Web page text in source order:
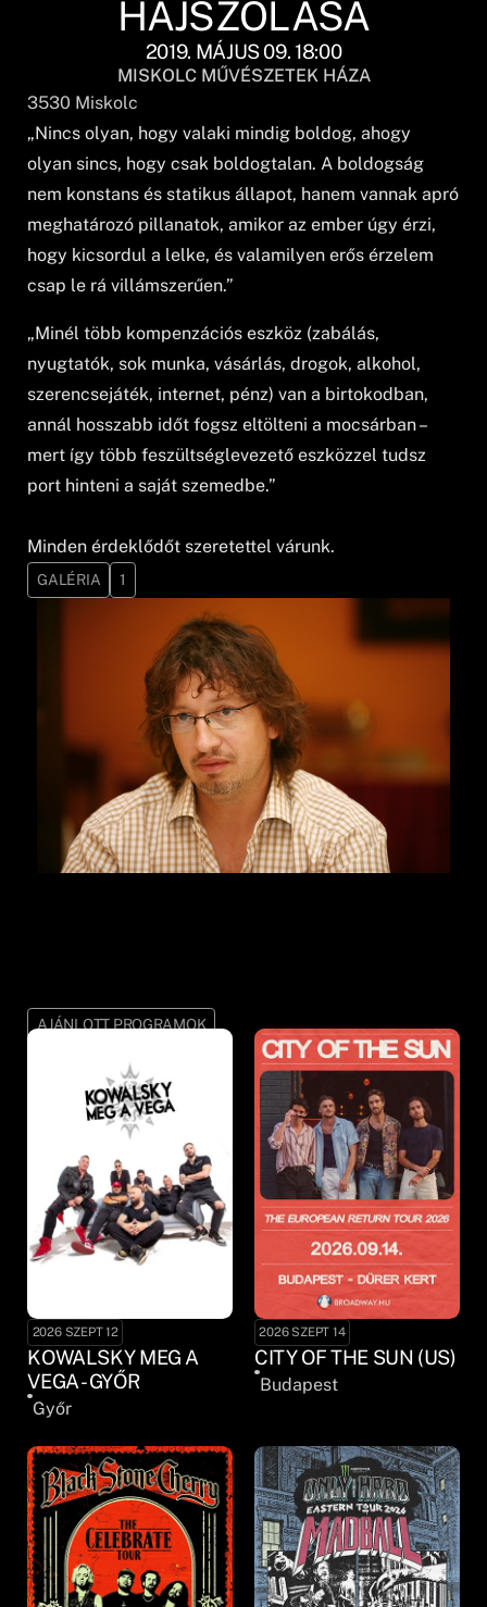
HAJSZOLÁSA
2019. MÁJUS 09. 18:00
MISKOLC MŰVÉSZETEK HÁZA
3530 Miskolc
„Nincs olyan, hogy valaki mindig boldog, ahogy
olyan sincs, hogy csak boldogtalan. A boldogság
nem konstans és statikus állapot, hanem vannak apró
meghatározó pillanatok, amikor az ember úgy érzi,
hogy kicsordul a lelke, és valamilyen erős érzelem
csap le rá villámszerűen.”
„Minél több kompenzációs eszköz (zabálás,
nyugtatók, sok munka, vásárlás, drogok, alkohol,
szerencsejáték, internet, pénz) van a birtokodban,
annál hosszabb időt fogsz eltölteni a mocsárban –
mert így több feszültséglevezető eszközzel tudsz
port hinteni a saját szemedbe.”
Minden érdeklődőt szeretettel várunk.
GALÉRIA 1
AJÁNLOTT PROGRAMOK
2026 SZEPT 12
KOWALSKY MEG A
VEGA - GYŐR
Győr
2026 SZEPT 14
CITY OF THE SUN (US)
Budapest